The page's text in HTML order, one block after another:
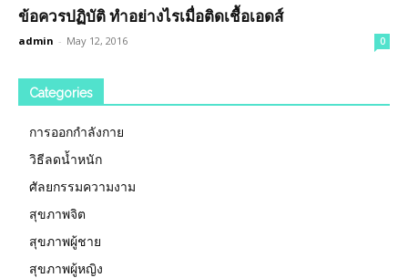
ข้อควรปฏิบัติ ทำอย่างไรเมื่อติดเชื้อเอดส์
admin - May 12, 2016 0
Categories
การออกกำลังกาย
วิธีลดน้ำหนัก
ศัลยกรรมความงาม
สุขภาพจิต
สุขภาพผู้ชาย
สุขภาพผู้หญิง